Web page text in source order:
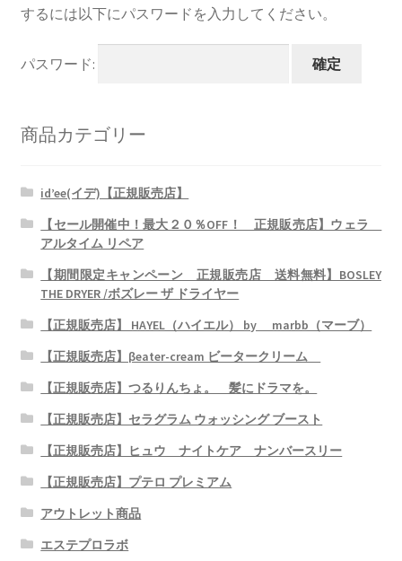
するには以下にパスワードを入力してください。
パスワード:
商品カテゴリー
id’ee(イデ)【正規販売店】
【セール開催中！最大２０％OFF！ 正規販売店】ウェラ
アルタイム リペア
【期間限定キャンペーン 正規販売店 送料無料】BOSLEY
THE DRYER /ボズレー ザ ドライヤー
【正規販売店】 HAYEL（ハイエル） by marbb（マーブ）
【正規販売店】βeater-cream ビータークリーム
【正規販売店】つるりんちょ。 髪にドラマを。
【正規販売店】セラグラム ウォッシング ブースト
【正規販売店】ヒュウ ナイトケア ナンバースリー
【正規販売店】プテロ プレミアム
アウトレット商品
エステプロラボ